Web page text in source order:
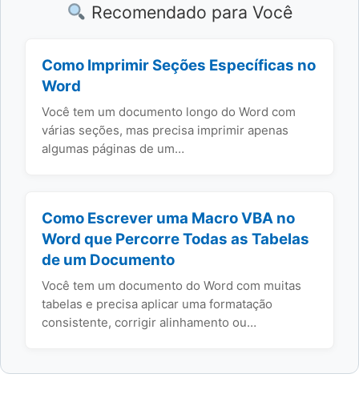
Recomendado para Você
Como Imprimir Seções Específicas no
Word
Você tem um documento longo do Word com
várias seções, mas precisa imprimir apenas
algumas páginas de um…
Como Escrever uma Macro VBA no
Word que Percorre Todas as Tabelas
de um Documento
Você tem um documento do Word com muitas
tabelas e precisa aplicar uma formatação
consistente, corrigir alinhamento ou…